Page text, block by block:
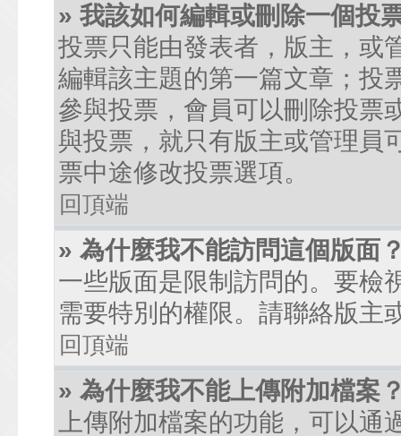
» 我該如何編輯或刪除一個投
投票只能由發表者，版主，或
編輯該主題的第一篇文章；投
參與投票，會員可以刪除投票
與投票，就只有版主或管理員
票中途修改投票選項。
回頂端
» 為什麼我不能訪問這個版面
一些版面是限制訪問的。要檢
需要特別的權限。請聯絡版主
回頂端
» 為什麼我不能上傳附加檔案
上傳附加檔案的功能，可以